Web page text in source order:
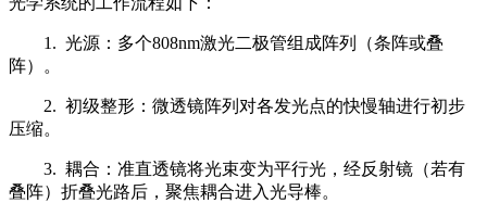
1. 光源：多个808nm激光二极管组成阵列（条阵或叠
阵）。
2. 初级整形：微透镜阵列对各发光点的快慢轴进行初步
压缩。
3. 耦合：准直透镜将光束变为平行光，经反射镜（若有
叠阵）折叠光路后，聚焦耦合进入光导棒。